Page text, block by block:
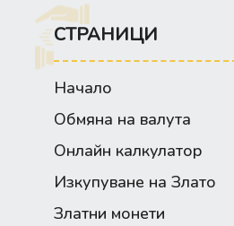
СТРАНИЦИ
Начало
Обмяна на валута
Онлайн калкулатор
Изкупуване на Злато
Златни монети